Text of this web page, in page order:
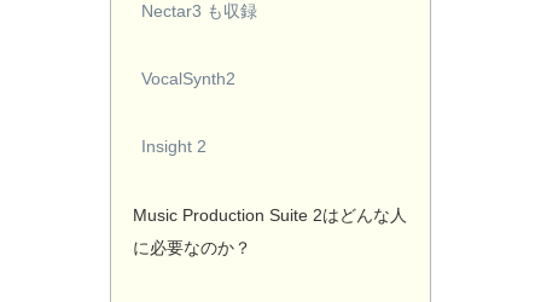
Nectar3 も収録
VocalSynth2
Insight 2
Music Production Suite 2はどんな人
に必要なのか？